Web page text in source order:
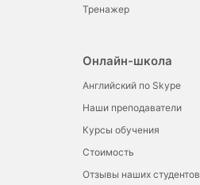
Тренажер
Онлайн-школа
Английский по Skype
Наши преподаватели
Курсы обучения
Стоимость
Отзывы наших студентов